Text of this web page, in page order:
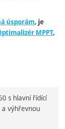
úsporám, je
MPPT,
s hlavní řídící
a výhřevnou